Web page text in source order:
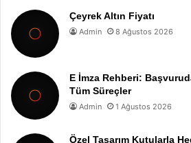
Çeyrek Altın Fiyatı
Admin 8 Ağustos 2026
E İmza Rehberi:
Tüm Süreçler
Admin 1 Ağustos 2026
Özel Tasarım Kutularla